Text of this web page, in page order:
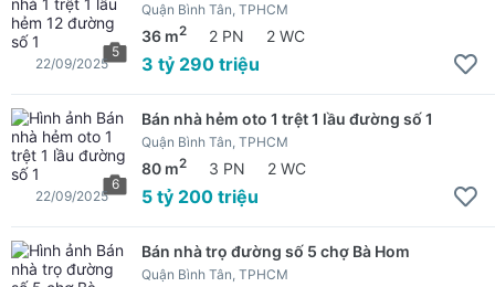
5
Quận Bình Tân, TPHCM
36 m2 2 PN 2 WC
3 tỷ 290 triệu
22/09/2025
6
Bán nhà hẻm oto 1 trệt 1 lầu đường số 1
Quận Bình Tân, TPHCM
80 m2 3 PN 2 WC
5 tỷ 200 triệu
22/09/2025
Bán nhà trọ đường số 5 chợ Bà Hom
Quận Bình Tân, TPHCM